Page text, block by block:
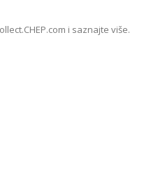
i saznajte više.